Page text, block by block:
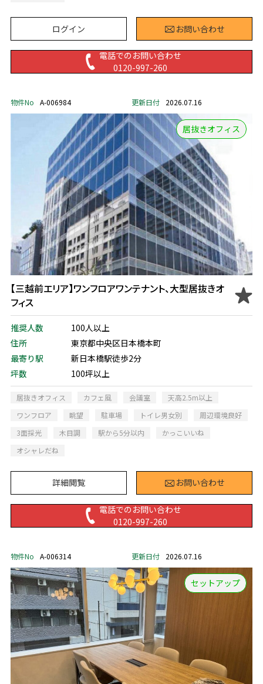
ログイン お問い合わせ
電話でのお問い合わせ
0120-997-260
物件No A-006984 更新日付 2026.07.16
居抜きオフィス
【三越前エリア】ワンフロアワンテナント、大型居抜きオ
フィス
推奨人数
100人以上
住所
東京都中央区日本橋本町
最寄り駅
新日本橋駅徒歩2分
坪数
100坪以上
居抜きオフィス カフェ風 会議室
天高2.5m以上
ワンフロア
眺望 駐車場 トイレ男女別
周辺環境良好
3面採光
木目調 駅から5分以内
かっこいいね
オシャレだね
詳細閲覧 お問い合わせ
電話でのお問い合わせ
0120-997-260
物件No A-006314 更新日付 2026.07.16
セットアップ